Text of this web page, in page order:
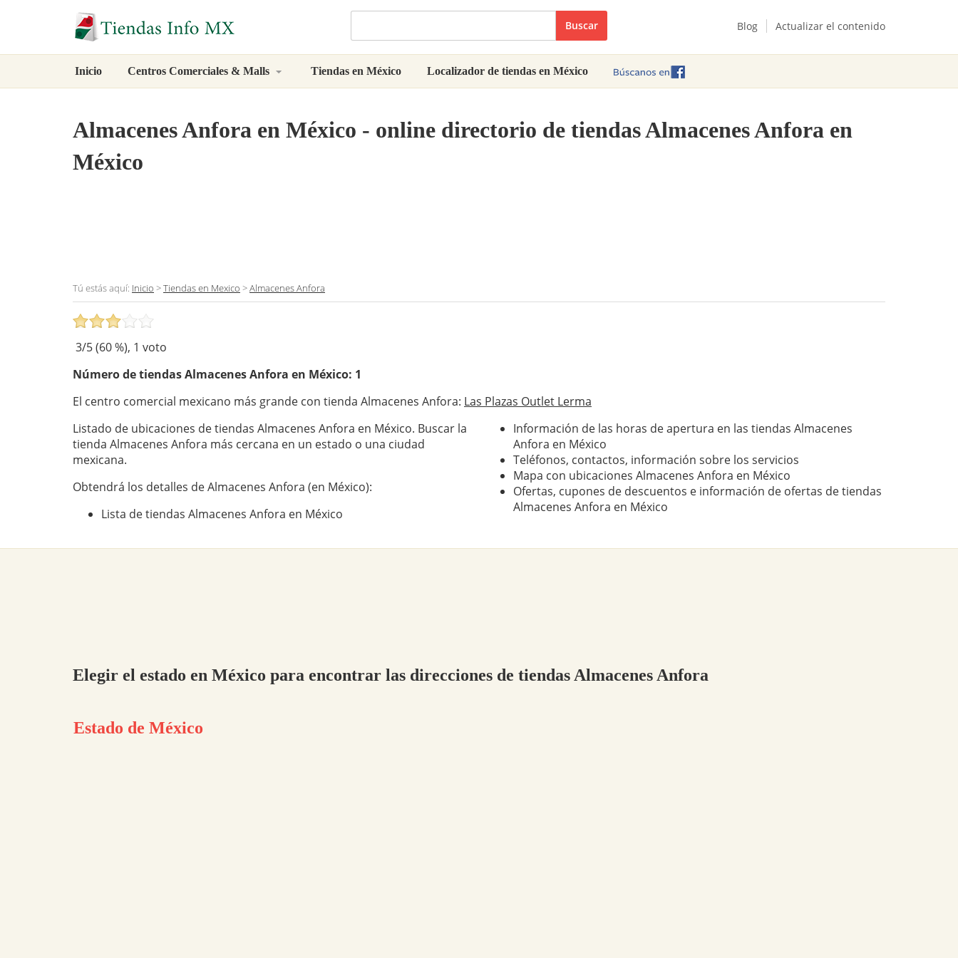
Buscar Blog Actualizar el contenido
Inicio Centros Comerciales & Malls Tiendas en México Localizador de tiendas en México
Almacenes Anfora en México - online directorio de tiendas Almacenes Anfora en
México
Tú estás aquí: Inicio >Tiendas en Mexico >Almacenes Anfora
3/5 (60%), 1 voto
Número de tiendasAlmacenes Anfora en México: 1
El centro comercial mexicano más grande con tienda Almacenes Anfora: Las Plazas Outlet Lerma
Listado de ubicaciones de tiendas Almacenes Anfora en México. Buscar la
tienda Almacenes Anfora más cercana en un estado o una ciudad
mexicana.
Obtendrá los detalles de Almacenes Anfora (en México):
Lista de tiendas Almacenes Anfora en México
Información de las horas de apertura en las tiendas Almacenes
Anfora en México
Teléfonos, contactos, información sobre los servicios
Mapa con ubicaciones Almacenes Anfora en México
Ofertas, cupones de descuentos e información de ofertas de tiendas
Almacenes Anfora en México
Elegir el estado en México para encontrar las direcciones de tiendas Almacenes Anfora
Estado de México